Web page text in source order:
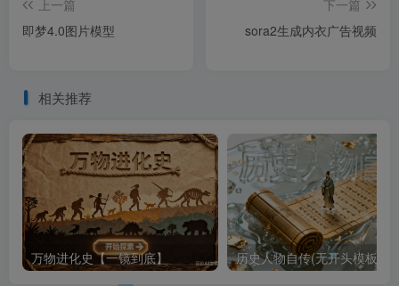
上一篇
即梦4.0图片模型
下一篇
sora2生成内衣广告视频
相关推荐
万物进化史【一镜到底】 历史人物自传(无开头模板)